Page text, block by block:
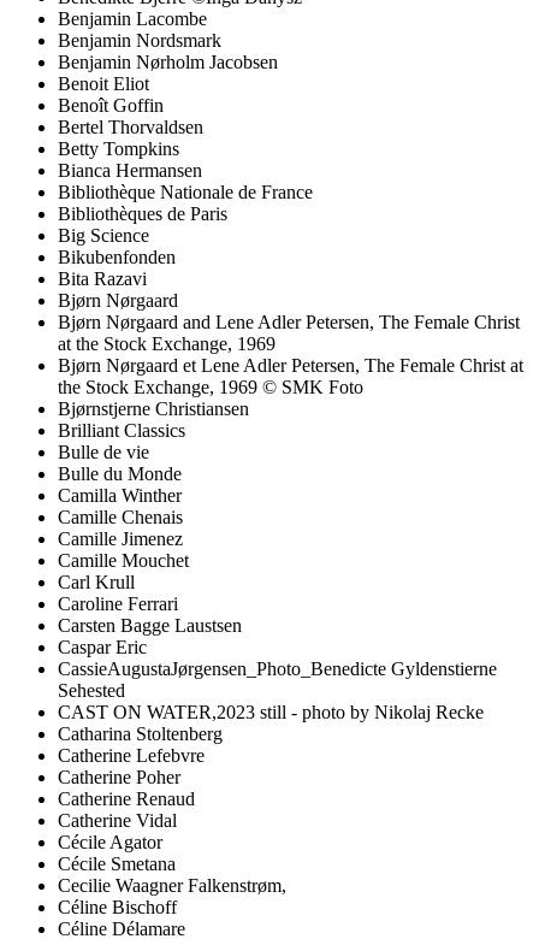
Benjamin Lacombe
Benjamin Nordsmark
Benjamin Nørholm Jacobsen
Benoit Eliot
Benoît Goffin
Bertel Thorvaldsen
Betty Tompkins
Bianca Hermansen
Bibliothèque Nationale de France
Bibliothèques de Paris
Big Science
Bikubenfonden
Bita Razavi
Bjørn Nørgaard
Bjørn Nørgaard and Lene Adler Petersen, The Female Christ
at the Stock Exchange, 1969
Bjørn Nørgaard et Lene Adler Petersen, The Female Christ at
the Stock Exchange, 1969 © SMK Foto
Bjørnstjerne Christiansen
Brilliant Classics
Bulle de vie
Bulle du Monde
Camilla Winther
Camille Chenais
Camille Jimenez
Camille Mouchet
Carl Krull
Caroline Ferrari
Carsten Bagge Laustsen
Caspar Eric
CassieAugustaJørgensen_Photo_Benedicte Gyldenstierne
Sehested
CAST ON WATER,2023 still - photo by Nikolaj Recke
Catharina Stoltenberg
Catherine Lefebvre
Catherine Poher
Catherine Renaud
Catherine Vidal
Cécile Agator
Cécile Smetana
Cecilie Waagner Falkenstrøm,
Céline Bischoff
Céline Délamare